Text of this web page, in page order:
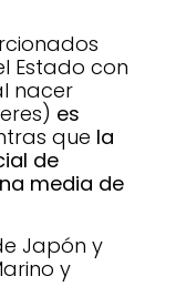
Estado con
nacer
es
que la
de
media de
Japón y
y